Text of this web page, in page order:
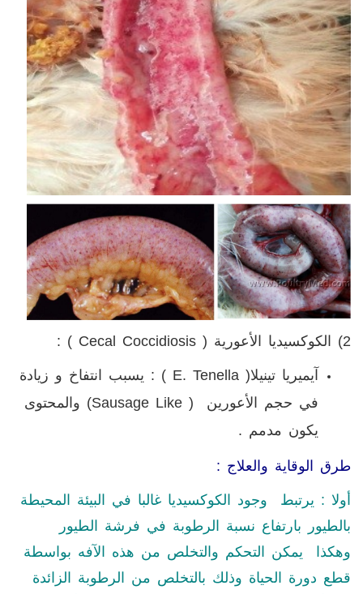
2) الكوكسيديا الأعورية ( Cecal Coccidiosis
) :
آيميريا تينيلا( ( E. Tenella : يسبب انتفاخ و زيادة
في حجم الأعورين ( Sausage Like) والمحتوى
يكون مدمم .
طرق الوقاية والعلاج :
أولا : يرتبط وجود الكوكسيديا غالبا في البيئة المحيطة
بالطيور بارتفاع نسبة الرطوبة في فرشة الطيور
وهكذا يمكن التحكم والتخلص من هذه الآفه بواسطة
قطع دورة الحياة وذلك بالتخلص من الرطوبة الزائدة